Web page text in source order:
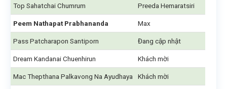
Top Sahatchai Chumrum Preeda Hemaratsiri
Peem Nathapat Prabhananda Max
Pass Patcharapon Santiporn Đang cập nhật
Dream Kandanai Chuenhirun Khách mời
Mac Thepthana Palkavong Na Ayudhaya Khách mời